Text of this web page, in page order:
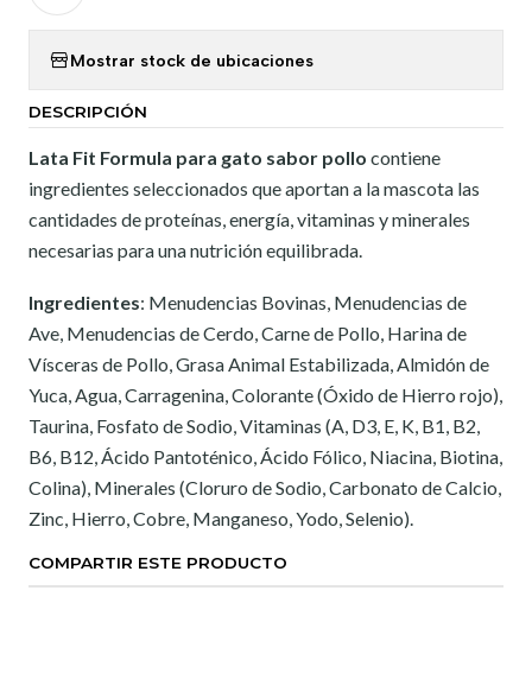
Mostrar stock de ubicaciones
DESCRIPCIÓN
Lata Fit Formula para gato sabor pollo contiene
ingredientes seleccionados que aportan a la mascota las
cantidades de proteínas, energía, vitaminas y minerales
necesarias para una nutrición equilibrada.
Ingredientes: Menudencias Bovinas, Menudencias de
Ave, Menudencias de Cerdo, Carne de Pollo, Harina de
Vísceras de Pollo, Grasa Animal Estabilizada, Almidón de
Yuca, Agua, Carragenina, Colorante (Óxido de Hierro rojo),
Taurina, Fosfato de Sodio, Vitaminas (A, D3, E, K, B1, B2,
B6, B12, Ácido Pantoténico, Ácido Fólico, Niacina, Biotina,
Colina), Minerales (Cloruro de Sodio, Carbonato de Calcio,
Zinc, Hierro, Cobre, Manganeso, Yodo, Selenio).
COMPARTIR ESTE PRODUCTO